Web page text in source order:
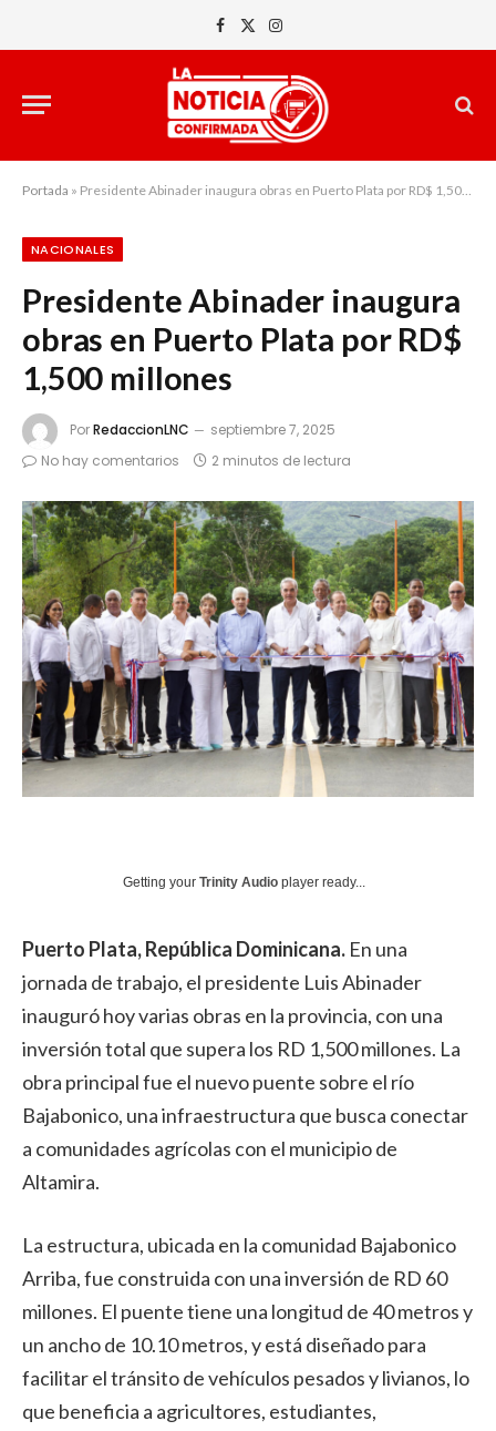
Facebook
X
Instagram
Portada » Presidente Abinader inaugura obras en Puerto Plata por RD$ 1,500 millones
NACIONALES
Presidente Abinader inaugura
obras en Puerto Plata por RD$
1,500 millones
PorRedaccionLNC
septiembre 7, 2025
No hay comentarios
2 minutos de lectura
Getting your Trinity Audio player ready...
Puerto Plata, República Dominicana. En una
jornada de trabajo, el presidente Luis Abinader
inauguró hoy varias obras en la provincia, con una
inversión total que supera los RD 1,500 millones. La
obra principal fue el nuevo puente sobre el río
Bajabonico, una infraestructura que busca conectar
a comunidades agrícolas con el municipio de
Altamira.
La estructura, ubicada en la comunidad Bajabonico
Arriba, fue construida con una inversión de RD 60
millones. El puente tiene una longitud de 40 metros y
un ancho de 10.10 metros, y está diseñado para
facilitar el tránsito de vehículos pesados y livianos, lo
que beneficia a agricultores, estudiantes,